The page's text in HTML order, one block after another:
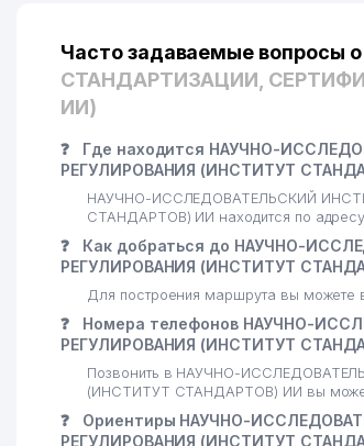
24 NOSHIR-DORI ООО
25
26 УСМАНОВА Ф.А. ИндП
DINAMIC DELIVERY ООО
28 FUTURE STARS SOCCER ООО
30 NANOCOM ООО
ДОРИ-ДАРМОН АПТЕКА №18 АК
32 KANS ART SALES ООО
Часто задаваемые вопросы
СТАНДАРТИЗАЦИИ,
ИИ)
❓
Где находится НАУЧНО-
РЕГУЛИРОВАНИЯ (ИНСТИТУТ
НАУЧНО-ИССЛЕДОВАТЕЛЬСКИЙ
СТАНДАРТОВ) ИИ находится по
❓
Как добраться до НАУЧНО-
РЕГУЛИРОВАНИЯ (ИНСТИТУТ
Для построения маршрута вы можете
❓
Номера телефонов НАУЧНО-
РЕГУЛИРОВАНИЯ (ИНСТИТУТ
Позвонить в НАУЧНО-
(ИНСТИТУТ СТАНДАРТОВ) ИИ вы
❓
Ориентиры НАУЧНО-
РЕГУЛИРОВАНИЯ (ИНСТИТУТ